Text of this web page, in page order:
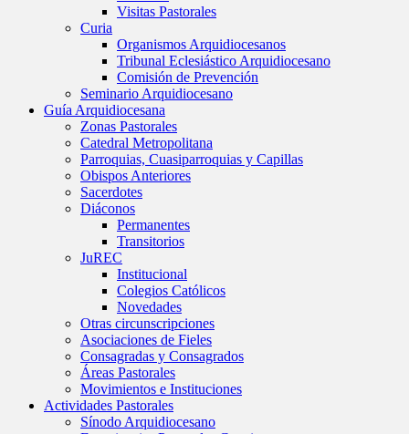
Visitas Pastorales
Curia
Organismos Arquidiocesanos
Tribunal Eclesiástico Arquidiocesano
Comisión de Prevención
Seminario Arquidiocesano
Guía Arquidiocesana
Zonas Pastorales
Catedral Metropolitana
Parroquias, Cuasiparroquias y Capillas
Obispos Anteriores
Sacerdotes
Diáconos
Permanentes
Transitorios
JuREC
Institucional
Colegios Católicos
Novedades
Otras circunscripciones
Asociaciones de Fieles
Consagradas y Consagrados
Áreas Pastorales
Movimientos e Instituciones
Actividades Pastorales
Sínodo Arquidiocesano